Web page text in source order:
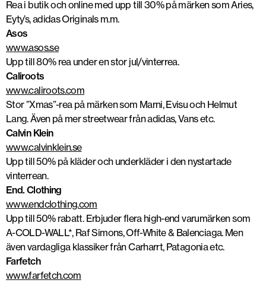
Rea i butik och online med upp till 30% på märken som Aries,
Eyty’s, adidas Originals m.m.
Asos
www.asos.se
Upp till 80% rea under en stor jul/vinterrea.
Caliroots
www.caliroots.com
Stor ”Xmas”-rea på märken som Marni, Evisu och Helmut
Lang. Även på mer streetwear från adidas, Vans etc.
Calvin Klein
www.calvinklein.se
Upp till 50% på kläder och underkläder i den nystartade
vinterrean.
End. Clothing
www.endclothing.com
Upp till 50% rabatt. Erbjuder flera high-end varumärken som
A-COLD-WALL*, Raf Simons, Off-White & Balenciaga. Men
även vardagliga klassiker från Carharrt, Patagonia etc.
Farfetch
www.farfetch.com